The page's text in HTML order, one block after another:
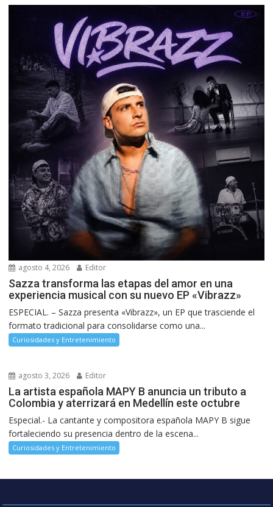
agosto 4, 2026 Editor
Sazza transforma las etapas del amor en una
experiencia musical con su nuevo EP «Vibrazz»
ESPECIAL. – Sazza presenta «Vibrazz», un EP que trasciende el
formato tradicional para consolidarse como una...
Curiosidades y Entretenimiento
agosto 3, 2026 Editor
La artista española MAPY B anuncia un tributo a
Colombia y aterrizará en Medellín este octubre
Especial.- La cantante y compositora española MAPY B sigue
fortaleciendo su presencia dentro de la escena...
Curiosidades y Entretenimiento